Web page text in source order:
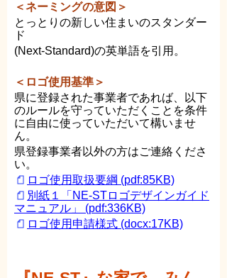
＜ネーミングの意図＞
とっとりの新しい住まいのスタンダー
ド
(Next-Standard)の英単語を引用。
＜ロゴ使用基準＞
県に登録された事業者であれば、以下
のルールを守っていただくことを条件
に自由に使っていただいて構いませ
ん。
県登録事業者以外の方はご連絡くださ
い。
ロゴ使用取扱要綱 (pdf:85KB)
別紙１「NE-STロゴデザインガイド
マニュアル」 (pdf:336KB)
ロゴ使用申請様式 (docx:17KB)